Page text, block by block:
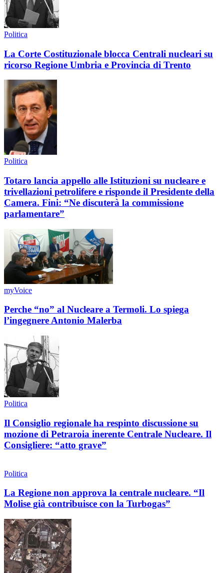
Politica
La Corte Costituzionale blocca Centrali nucleari su
ricorso Regione Umbria e Provincia di Trento
Politica
Totaro lancia appello alle Istituzioni su nucleare e
trivellazioni petrolifere e risponde il Presidente della
Camera. Fini: “Ne discuterà la commissione
parlamentare”
myVoice
Perche “no” al Nucleare a Termoli. Lo spiega
l’ingegnere Antonio Malerba
Politica
Il Consiglio regionale ha respinto discussione su
mozione di Petraroia inerente Centrale Nucleare. Il
Consigliere: “atto grave”
Politica
La Regione non approva la centrale nucleare. “Il
Molise già contribuisce con la Turbogas”